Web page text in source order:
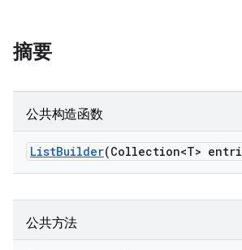
摘要
公共构造函数
ListBuilder(Collection<T>
公共方法